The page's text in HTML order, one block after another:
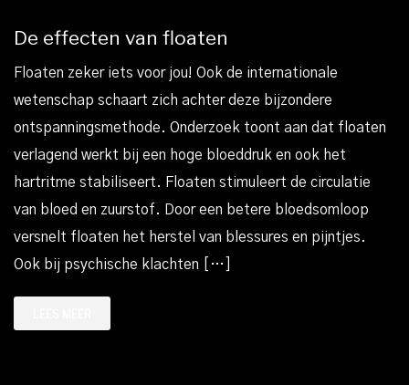
De effecten van floaten
Floaten zeker iets voor jou! Ook de internationale
wetenschap schaart zich achter deze bijzondere
ontspanningsmethode. Onderzoek toont aan dat floaten
verlagend werkt bij een hoge bloeddruk en ook het
hartritme stabiliseert. Floaten stimuleert de circulatie
van bloed en zuurstof. Door een betere bloedsomloop
versnelt floaten het herstel van blessures en pijntjes.
Ook bij psychische klachten […]